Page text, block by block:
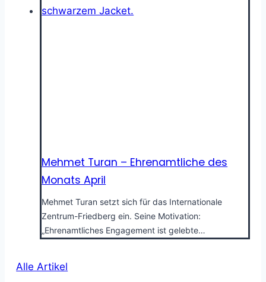
Mehmet Turan – Ehrenamtliche des
Monats April
Mehmet Turan setzt sich für das Internationale
Zentrum-Friedberg ein. Seine Motivation:
„Ehrenamtliches Engagement ist gelebte…
Alle Artikel